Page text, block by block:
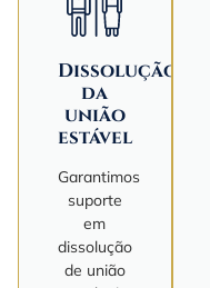
Dissolução
da
união
estável
Garantimos
suporte
em
dissolução
de união